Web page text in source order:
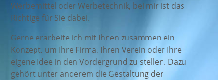
Werbemittel oder Werbetechnik, bei mir ist das
Richtige für Sie dabei.
Gerne erarbeite ich mit Ihnen zusammen ein
Konzept, um Ihre Firma, Ihren Verein oder Ihre
eigene Idee in den Vordergrund zu stellen. Dazu
gehört unter anderem die Gestaltung der